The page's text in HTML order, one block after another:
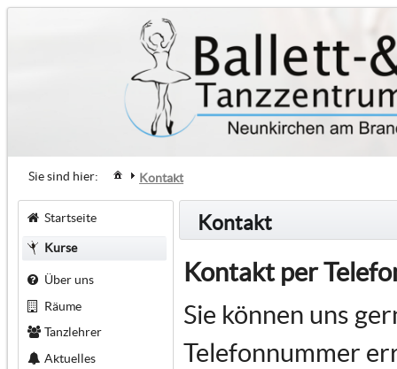
Sie sind hier: Kontakt
Startseite
Kurse
Über uns
Räume
Tanzlehrer
Aktuelles
Kontakt
Kontakt per
Sie können uns
Telefonnummer